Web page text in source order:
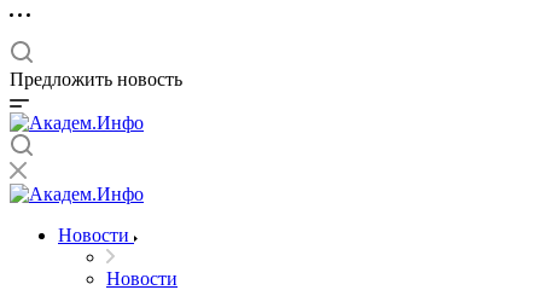
Предложить новость
Новости
Новости